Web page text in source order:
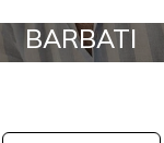
BARBATI